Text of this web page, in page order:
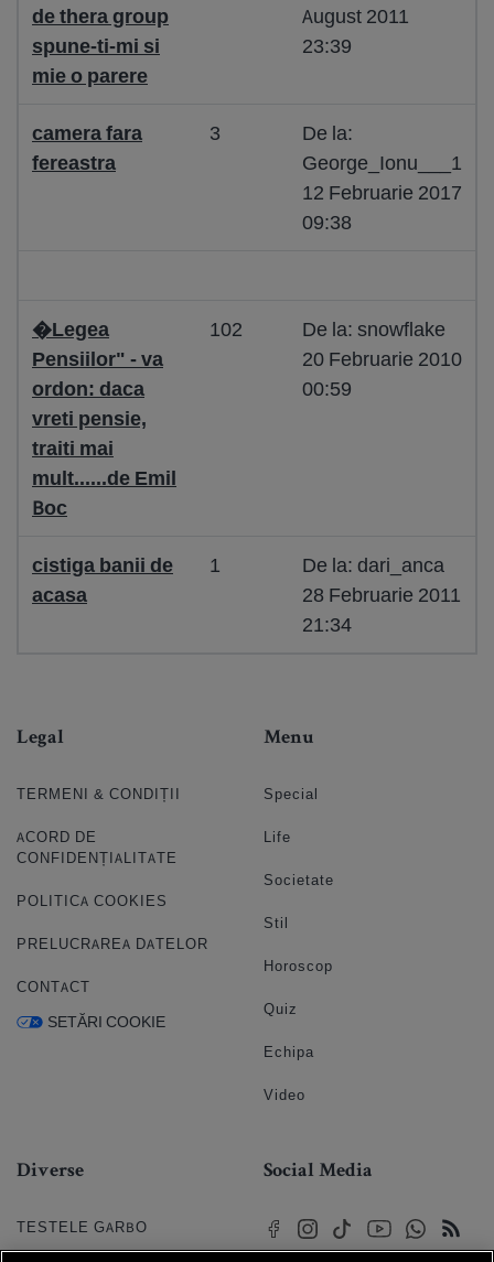
de thera group
spune-ti-mi si
mie o parere
August 2011
23:39
camera fara
fereastra
3
De la:
George_Ionu___1
12 Februarie 2017
09:38
�Legea
Pensiilor" - va
ordon: daca
vreti pensie,
traiti mai
mult......de Emil
Boc
102
De la: snowflake
20 Februarie 2010
00:59
cistiga banii de
acasa
1
De la: dari_anca
28 Februarie 2011
21:34
Legal
TERMENI & CONDIȚII
ACORD DE
CONFIDENȚIALITATE
POLITICA COOKIES
PRELUCRAREA DATELOR
CONTACT
SETĂRI COOKIE
Menu
Special
Life
Societate
Stil
Horoscop
Quiz
Echipa
Video
Diverse
TESTELE GARBO
Social Media